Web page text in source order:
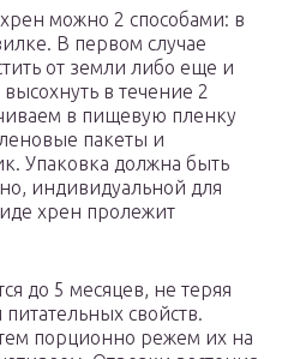
можно 2 способами: в
В первом случае
от земли либо еще и
в течение 2
в пищевую пленку
пакеты и
Упаковка должна быть
индивидуальной для
хрен пролежит
до 5 месяцев, не теряя
свойств.
порционно режем их на